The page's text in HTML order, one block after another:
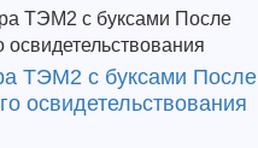
ТЭМ2 с буксами После
освидетельствования